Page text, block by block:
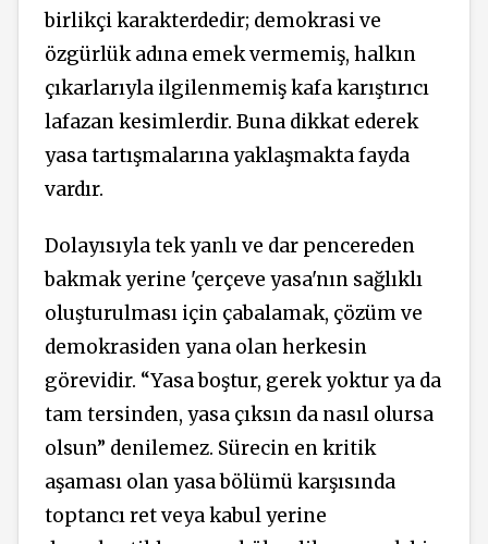
birlikçi karakterdedir; demokrasi ve
özgürlük adına emek vermemiş, halkın
çıkarlarıyla ilgilenmemiş kafa karıştırıcı
lafazan kesimlerdir. Buna dikkat ederek
yasa tartışmalarına yaklaşmakta fayda
vardır.
Dolayısıyla tek yanlı ve dar pencereden
bakmak yerine 'çerçeve yasa'nın sağlıklı
oluşturulması için çabalamak, çözüm ve
demokrasiden yana olan herkesin
görevidir. “Yasa boştur, gerek yoktur ya da
tam tersinden, yasa çıksın da nasıl olursa
olsun” denilemez. Sürecin en kritik
aşaması olan yasa bölümü karşısında
toptancı ret veya kabul yerine